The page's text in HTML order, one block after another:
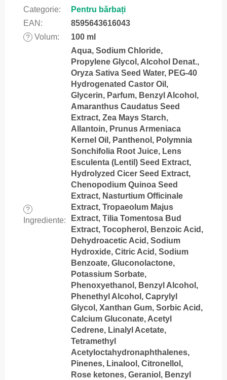
Categorie:
Pentru bărbați
EAN : 8595643616043
? Volum: 100 ml
?
Ingrediente:
Aqua, Sodium Chloride,
Propylene Glycol, Alcohol Denat.,
Oryza Sativa Seed Water, PEG-40
Hydrogenated Castor Oil,
Glycerin, Parfum, Benzyl Alcohol,
Amaranthus Caudatus Seed
Extract, Zea Mays Starch,
Allantoin, Prunus Armeniaca
Kernel Oil, Panthenol, Polymnia
Sonchifolia Root Juice, Lens
Esculenta (Lentil) Seed Extract,
Hydrolyzed Cicer Seed Extract,
Chenopodium Quinoa Seed
Extract, Nasturtium Officinale
Extract, Tropaeolum Majus
Extract, Tilia Tomentosa Bud
Extract, Tocopherol, Benzoic Acid,
Dehydroacetic Acid, Sodium
Hydroxide, Citric Acid, Sodium
Benzoate, Gluconolactone,
Potassium Sorbate,
Phenoxyethanol, Benzyl Alcohol,
Phenethyl Alcohol, Caprylyl
Glycol, Xanthan Gum, Sorbic Acid,
Calcium Gluconate, Acetyl
Cedrene, Linalyl Acetate,
Tetramethyl
Acetyloctahydronaphthalenes,
Pinenes, Linalool, Citronellol,
Rose ketones, Geraniol, Benzyl